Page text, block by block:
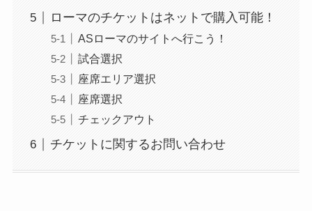
ローマのチケットはネットで購入可能！
ASローマのサイトへ行こう！
試合選択
座席エリア選択
座席選択
チェックアウト
チケットに関するお問い合わせ